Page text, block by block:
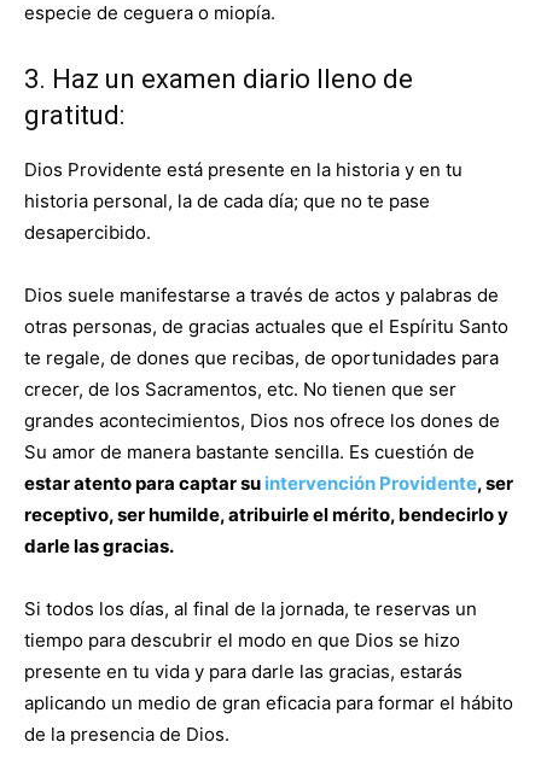
especie de ceguera o miopía.
3. Haz un examen diario lleno de
gratitud:
Dios Providente está presente en la historia y en tu
historia personal, la de cada día; que no te pase
desapercibido.
Dios suele manifestarse a través de actos y palabras de
otras personas, de gracias actuales que el Espíritu Santo
te regale, de dones que recibas, de oportunidades para
crecer, de los Sacramentos, etc. No tienen que ser
grandes acontecimientos, Dios nos ofrece los dones de
Su amor de manera bastante sencilla. Es cuestión de
estar atento para captar su intervención Providente, ser
receptivo, ser humilde, atribuirle el mérito, bendecirlo y
darle las gracias.
Si todos los días, al final de la jornada, te reservas un
tiempo para descubrir el modo en que Dios se hizo
presente en tu vida y para darle las gracias, estarás
aplicando un medio de gran eficacia para formar el hábito
de la presencia de Dios.